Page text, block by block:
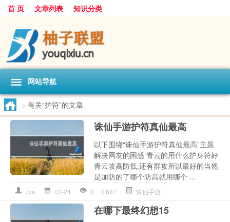
首 页 文章列表 知识分类
网站导航
> 有关“护符”的文章
诛仙手游护符真仙最高
以下围绕“诛仙手游护符真仙最高”主题
解决网友的困惑 青云的用什么护身符好
青云攻高防低,还有群攻所以最好的当然
是加防的了哪个防高就用哪个 ...
zxs 03-24 0 687 诛仙手游
在哪下最终幻想15